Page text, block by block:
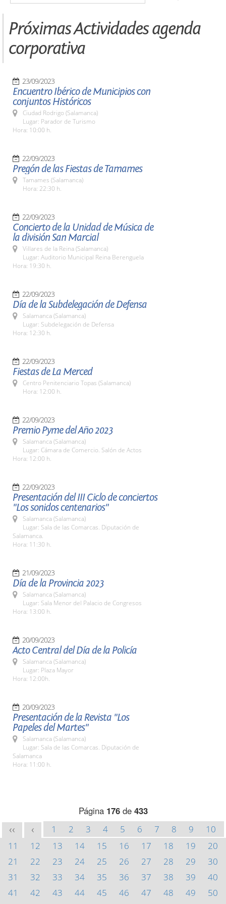
Próximas Actividades agenda
corporativa
23/09/2023
Encuentro Ibérico de Municipios con
conjuntos Históricos
Ciudad Rodrigo (Salamanca)
Lugar: Parador de Turismo
Hora: 10:00 h.
22/09/2023
Pregón de las Fiestas de Tamames
Tamames (Salamanca)
Hora: 22:30 h.
22/09/2023
Concierto de la Unidad de Música de
la división San Marcial
Villares de la Reina (Salamanca)
Lugar: Auditorio Municipal Reina Berenguela
Hora: 19:30 h.
22/09/2023
Día de la Subdelegación de Defensa
Salamanca (Salamanca)
Lugar: Subdelegación de Defensa
Hora: 12:30 h.
22/09/2023
Fiestas de La Merced
Centro Penitenciario Topas (Salamanca)
Hora: 12:00 h.
22/09/2023
Premio Pyme del Año 2023
Salamanca (Salamanca)
Lugar: Cámara de Comercio. Salón de Actos
Hora: 12:00 h.
22/09/2023
Presentación del III Ciclo de conciertos
"Los sonidos centenarios"
Salamanca (Salamanca)
Lugar: Sala de las Comarcas. Diputación de
Salamanca.
Hora: 11:30 h.
21/09/2023
Día de la Provincia 2023
Salamanca (Salamanca)
Lugar: Sala Menor del Palacio de Congresos
Hora: 13:00 h.
20/09/2023
Acto Central del Día de la Policía
Salamanca (Salamanca)
Lugar: Plaza Mayor
Hora: 12:00h.
20/09/2023
Presentación de la Revista "Los
Papeles del Martes"
Salamanca (Salamanca)
Lugar: Sala de las Comarcas. Diputación de
Salamanca
Hora: 11:00 h.
Página 176de 433
<< < 1 2 3 4 5 6 7 8 9
10
11
12 13 14 15 16 17 18 19
20
21
22 23 24 25 26 27 28 29
30
31
32 33 34 35 36 37 38 39
40
41
42 43 44 45 46 47 48 49
50